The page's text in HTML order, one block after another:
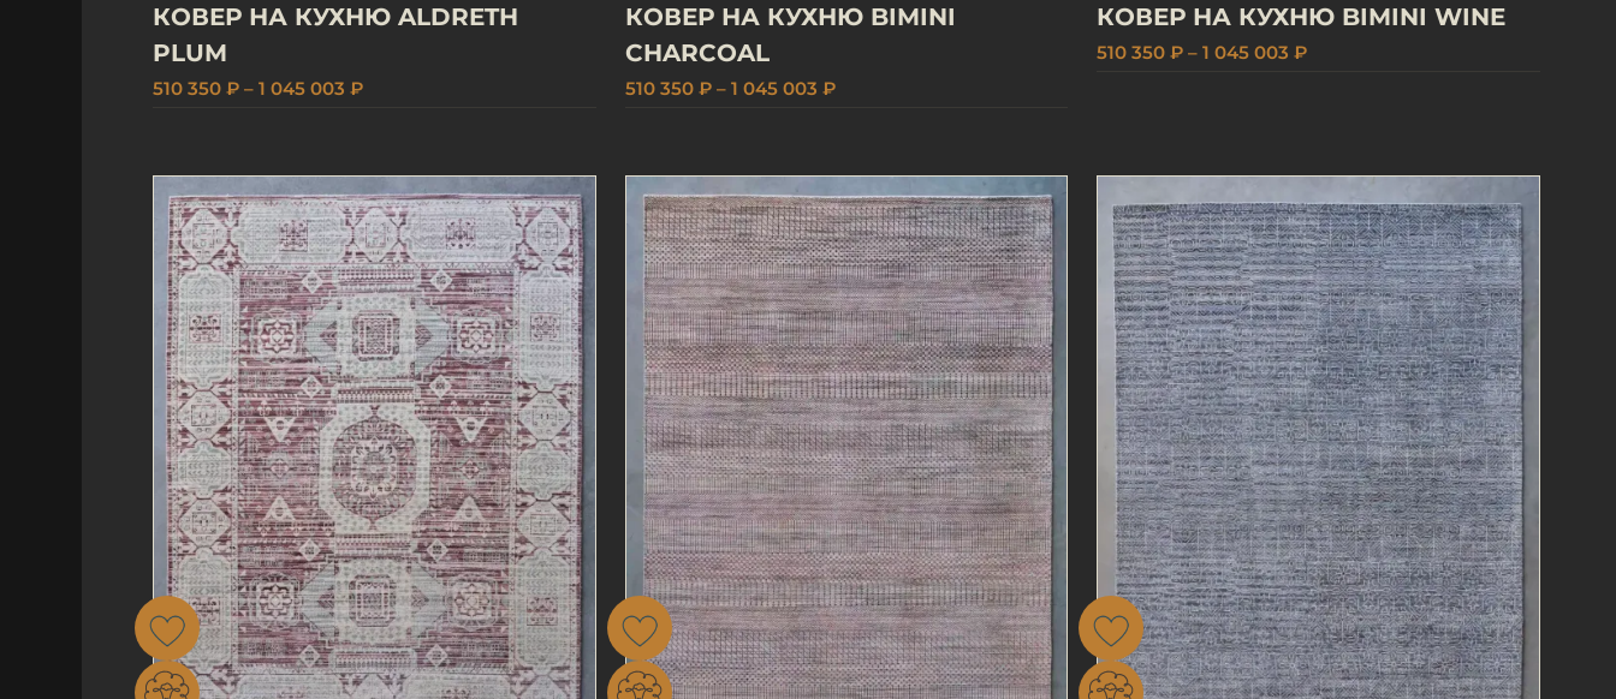
КОВЕР НА КУХНЮ ALDRETH
PLUM
510 350 ₽ – 1 045 003 ₽
КОВЕР НА КУХНЮ BIMINI
CHARCOAL
510 350 ₽ – 1 045 003 ₽
КОВЕР НА КУХНЮ BIMINI WINE
510 350 ₽ – 1 045 003 ₽